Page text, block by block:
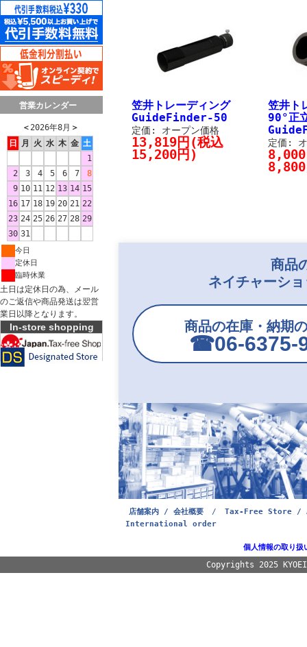
営業カレンダー
＜ 2026年8月 ＞
日
月 火 水 木 金 土
1
2
3 4 5 6 7
8
9 10 11 12 13 14 15
16 17 18 19 20 21 22
23 24 25 26 27 28 29
30 31
今日
定休日
臨時休業
土日は定休日の為、メール
のご返信や商品発送は翌営
業日以降となります。
In-store shopping
笠井トレーディング
GuideFinder-50
定価: オープン価格
13,819円(税込
15,200円)
笠井
90°正
定価:
商品
ネイチャーシ
商品の在庫・納期
☎︎06-6375-
店舗案内 / 会社概要 /
Tax-Free Store /
International order
個人情報の取り扱
Copyrights 2025